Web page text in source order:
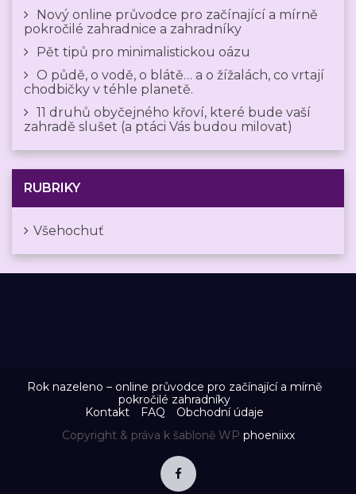
Nový online průvodce pro začínající a mírně
pokročilé zahradnice a zahradníky
Pět tipů pro minimalistickou oázu
O půdě, o vodě, o blátě… a o žížalách, co vrtají
chodbičky v téhle planetě.
11 druhů obyčejného křoví, které bude vaší
zahradě slušet (a ptáci Vás budou milovat)
RUBRIKY
Všehochuť
Rok nazeleno – online průvodce pro začínající a mírně
pokročilé zahradníky
Kontakt
FAQ
Obchodní údaje
Copyright & práva k šabloně WP phoeniixx